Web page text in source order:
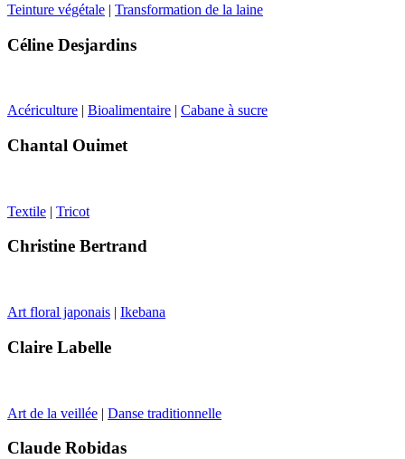
Teinture végétale | Transformation de la laine
Céline Desjardins
Acériculture | Bioalimentaire | Cabane à sucre
Chantal Ouimet
Textile | Tricot
Christine Bertrand
Art floral japonais | Ikebana
Claire Labelle
Art de la veillée | Danse traditionnelle
Claude Robidas